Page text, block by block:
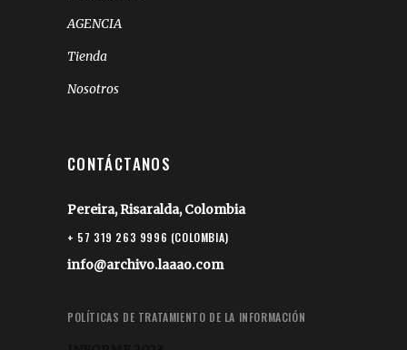
AGENCIA
Tienda
Nosotros
CONTÁCTANOS
Pereira, Risaralda, Colombia
+ 57 319 263 9996 (COLOMBIA)
info@archivo.laaao.com
POLÍTICAS DE TRATAMIENTO DE LA INFORMACIÓN